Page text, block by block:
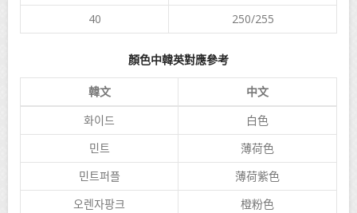
40
250/255
顏色中韓英對應參考
韓文
中文
화이드
白色
민트
薄荷色
민트퍼플
薄荷紫色
오렌자팡크
橙粉色